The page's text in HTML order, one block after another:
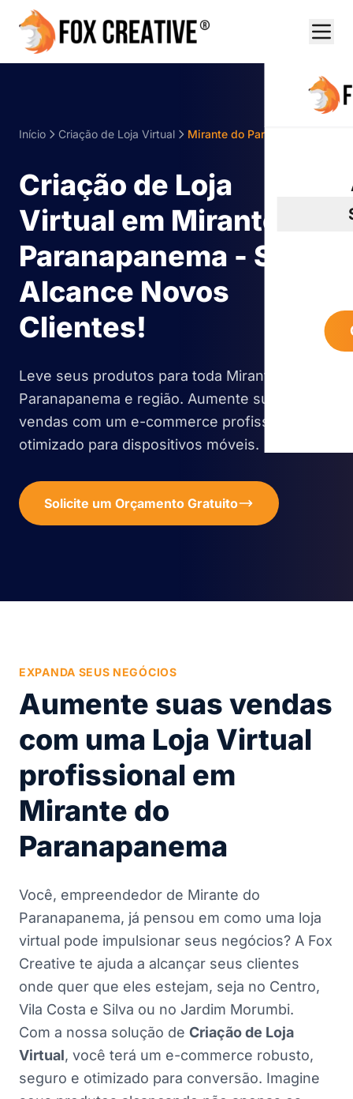
Início Criação de Loja Virtual Mirante do Paranapanema
Criação de Loja
Virtual em Mirante do
Paranapanema - SP:
Alcance Novos
Clientes!
Leve seus produtos para toda Mirante do
Paranapanema e região. Aumente suas
vendas com um e-commerce profissional e
otimizado para dispositivos móveis.
Solicite um Orçamento Gratuito
EXPANDA SEUS NEGÓCIOS
Aumente suas vendas
com uma Loja Virtual
profissional em
Mirante do
Paranapanema
Você, empreendedor de Mirante do
Paranapanema, já pensou em como uma loja
virtual pode impulsionar seus negócios? A Fox
Creative te ajuda a alcançar seus clientes
onde quer que eles estejam, seja no Centro,
Vila Costa e Silva ou no Jardim Morumbi.
Com a nossa solução de Criação de Loja
Virtual, você terá um e-commerce robusto,
seguro e otimizado para conversão. Imagine